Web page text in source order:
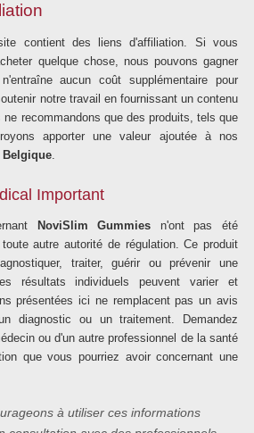
contient des liens d'affiliation. Si vous
quelque chose, nous pouvons gagner
aucun coût supplémentaire pour
notre travail en fournissant un contenu
recommandons que des produits, tels que
apporter une valeur ajoutée à nos
Belgique.
Important
NoviSlim Gummies n'ont pas été
autre autorité de régulation. Ce produit
traiter, guérir ou prévenir une
résultats individuels peuvent varier et
présentées ici ne remplacent pas un avis
diagnostic ou un traitement. Demandez
ou d'un autre professionnel de la santé
que vous pourriez avoir concernant une
à utiliser ces informations